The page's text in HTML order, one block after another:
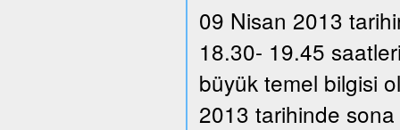
09 Nisan 2013
18.30- 19.45
büyük temel bilgisi
2013 tarihinde